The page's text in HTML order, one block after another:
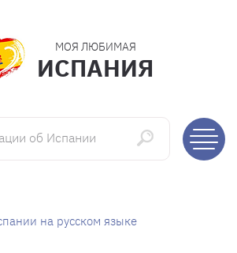
МОЯ ЛЮБИМАЯ
ИСПАНИЯ
Испании
на русском языке